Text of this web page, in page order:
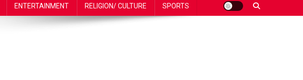
ENTERTAINMENT RELIGION/ CULTURE SPORTS